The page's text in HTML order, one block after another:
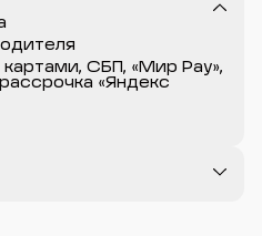
СБП, «Мир Pay»,
«Яндекс